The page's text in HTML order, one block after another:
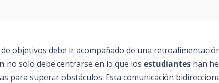
objetivos debe ir acompañado de una
no solo debe centrarse en lo que los estudiantes han
para superar obstáculos. Esta comunicación bidirec